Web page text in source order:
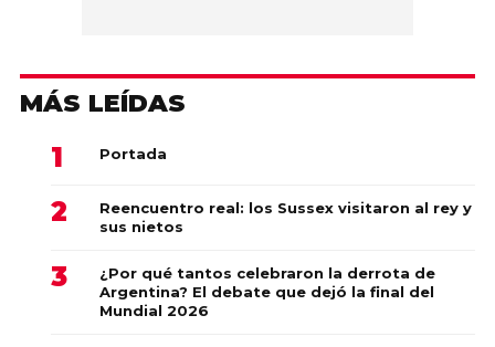
MÁS LEÍDAS
Portada
Reencuentro real: los Sussex visitaron al rey y
sus nietos
¿Por qué tantos celebraron la derrota de
Argentina? El debate que dejó la final del
Mundial 2026